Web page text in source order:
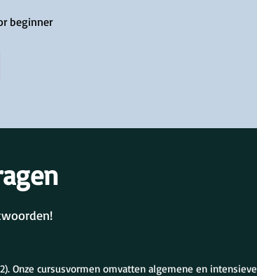
beginner
Onze cursusvormen omvatten algemene en intensieve